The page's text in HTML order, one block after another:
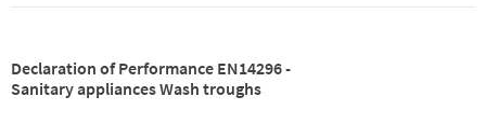
Declaration of Performance EN14296 -
Sanitary appliances Wash troughs